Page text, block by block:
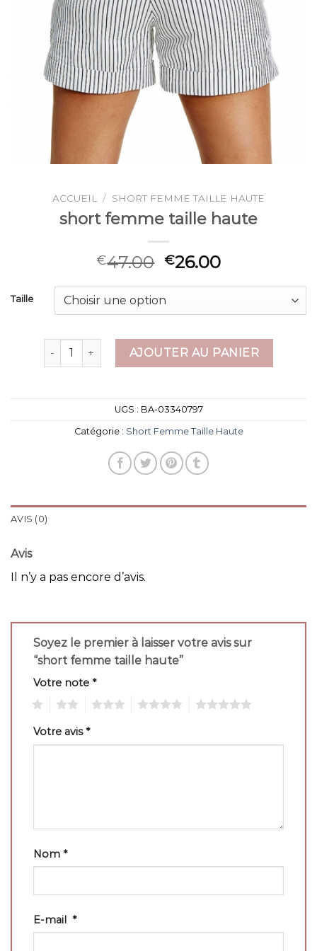
ACCUEIL / SHORT FEMME TAILLE HAUTE
short femme taille haute
€47.00 €26.00
Taille
quantité de short femme taille haute
AJOUTER AU PANIER
UGS : BA-03340797
Catégorie : Short Femme Taille Haute
AVIS (0)
Avis
Il n’y a pas encore d’avis.
Soyez le premier à laisser votre avis sur
“short femme taille haute”
Votre note *
Votre avis*
Nom *
E-mail *